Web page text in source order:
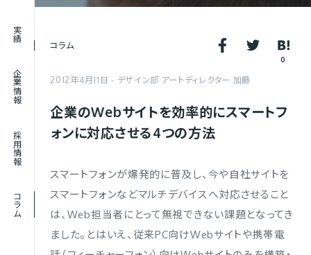
実績
企業情報
採用情報
コラム
0
コラム
2012年4月11日 デザイン部 アートディレクター 加藤
企業のWebサイトを効率的にスマートフ
ォンに対応させる4つの方法
スマートフォンが爆発的に普及し、今や自社サイトを
スマートフォンなどマルチデバイスへ対応させること
は、Web担当者にとって無視できない課題となってき
ました。とはいえ、従来PC向けWebサイトや携帯電